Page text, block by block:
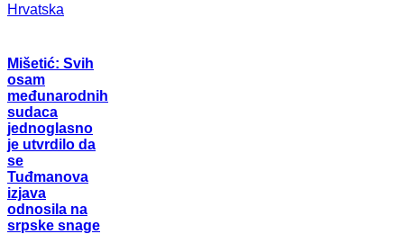
Hrvatska
Mišetić: Svih
osam
međunarodnih
sudaca
jednoglasno
je utvrdilo da
se
Tuđmanova
izjava
odnosila na
srpske snage